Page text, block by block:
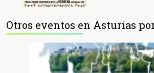
Otros eventos en Asturias